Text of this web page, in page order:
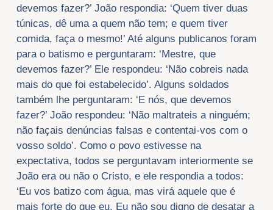
devemos fazer?’ João respondia: ‘Quem tiver duas
túnicas, dê uma a quem não tem; e quem tiver
comida, faça o mesmo!’ Até alguns publicanos foram
para o batismo e perguntaram: ‘Mestre, que
devemos fazer?’ Ele respondeu: ‘Não cobreis nada
mais do que foi estabelecido’. Alguns soldados
também lhe perguntaram: ‘E nós, que devemos
fazer?’ João respondeu: ‘Não maltrateis a ninguém;
não façais denúncias falsas e contentai-vos com o
vosso soldo’. Como o povo estivesse na
expectativa, todos se perguntavam interiormente se
João era ou não o Cristo, e ele respondia a todos:
‘Eu vos batizo com água, mas virá aquele que é
mais forte do que eu. Eu não sou digno de desatar a